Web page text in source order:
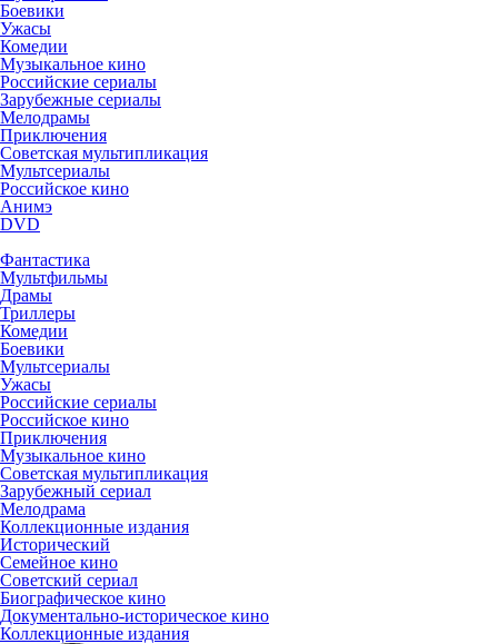
Боевики
Ужасы
Комедии
Музыкальное кино
Российские сериалы
Зарубежные сериалы
Мелодрамы
Приключения
Советская мультипликация
Мультсериалы
Российское кино
Анимэ
DVD
Фантастика
Мультфильмы
Драмы
Триллеры
Комедии
Боевики
Мультсериалы
Ужасы
Российские сериалы
Российское кино
Приключения
Музыкальное кино
Советская мультипликация
Зарубежный сериал
Мелодрама
Коллекционные издания
Исторический
Семейное кино
Советский сериал
Биографическое кино
Документально-историческое кино
Коллекционные издания